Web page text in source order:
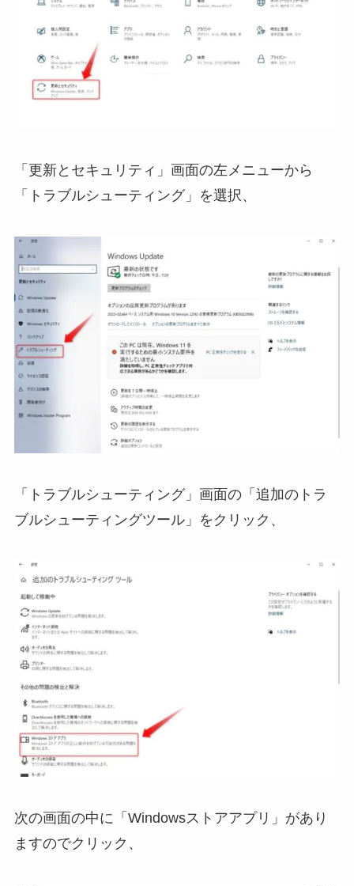
「更新とセキュリティ」画面の左メニューから
「トラブルシューティング」を選択、
「トラブルシューティング」画面の「追加のトラ
ブルシューティングツール」をクリック、
次の画面の中に「Windowsストアアプリ」があり
ますのでクリック、